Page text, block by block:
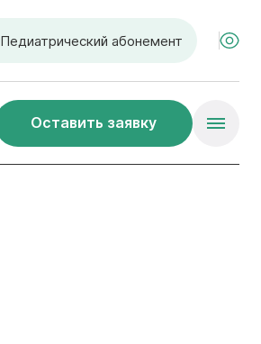
Педиатрический абонемент
Оставить заявку